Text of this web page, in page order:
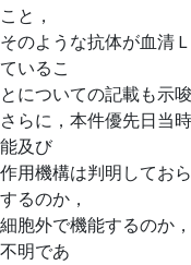
こと，
そのような抗体が血清
ているこ
とについての記載も示唆
さらに，本件優先日当
能及び
作用機構は判明してお
するのか，
細胞外で機能するのか
不明であ